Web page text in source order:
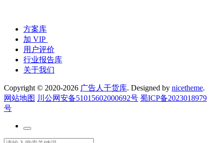
方案库
加 VIP
用户评价
行业报告库
关于我们
Copyright © 2020-2026 广告人干货库. Designed by nicetheme.
网站地图 川公网安备51015602000692号 蜀ICP备2023018979
号